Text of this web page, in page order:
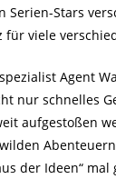
Serien-Stars
für viele
Agent
nur schnelles
aufgestoßen
der Ideen“